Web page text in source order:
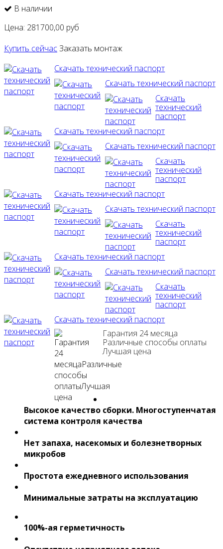
В наличии
Цена: 281700,00 руб
Купить сейчасЗаказать монтаж
Скачать технический паспорт
Скачать технический паспорт
Скачать
технический
паспорт
Скачать технический паспорт
Скачать технический паспорт
Скачать
технический
паспорт
Скачать технический паспорт
Скачать технический паспорт
Скачать
технический
паспорт
Скачать технический паспорт
Скачать технический паспорт
Скачать
технический
паспорт
Скачать технический паспорт
Гарантия 24 месяца
Различные способы оплаты
Лучшая цена
Высокое качество сборки. Многоступенчатая
система контроля качества
Нет запаха, насекомых и болезнетворных
микробов
Простота ежедневного использования
Минимальные затраты на эксплуатацию
100%-ая герметичность